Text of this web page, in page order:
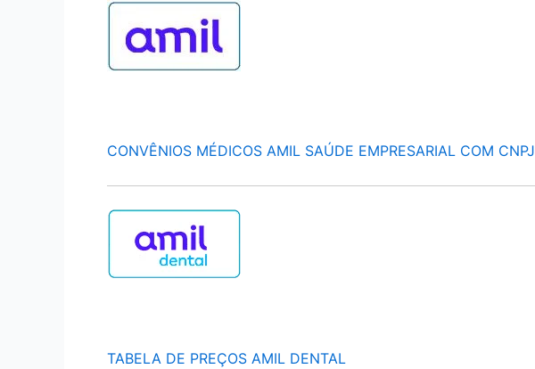
CONVÊNIOS MÉDICOS AMIL SAÚDE EMPRESARIAL COM CNPJ
TABELA DE PREÇOS AMIL DENTAL